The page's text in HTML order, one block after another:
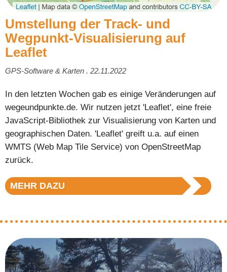
Umstellung der Track- und
Wegpunkt-Visualisierung auf
Leaflet
GPS-Software & Karten . 22.11.2022
In den letzten Wochen gab es einige Veränderungen auf
wegeundpunkte.de. Wir nutzen jetzt 'Leaflet', eine freie
JavaScript-Bibliothek zur Visualisierung von Karten und
geographischen Daten. 'Leaflet' greift u.a. auf einen
WMTS (Web Map Tile Service) von OpenStreetMap
zurück.
MEHR DAZU